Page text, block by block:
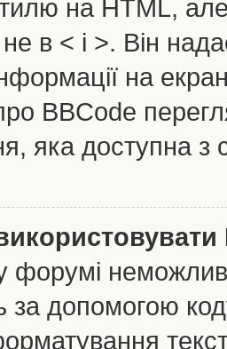
на HTML, але
в < і >. Він
на
BBCode
яка доступна з
форумі
за допомогою